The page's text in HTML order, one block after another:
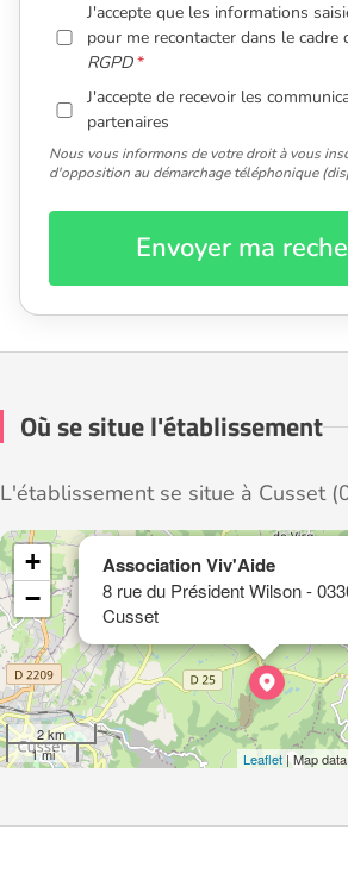
J'accepte que les informations
pour me recontacter dans le cadre
RGPD
J'accepte de recevoir les
partenaires
Nous vous informons de votre droit à vous
d'opposition au démarchage téléphonique
Envoyer ma
Où se situe l'établissement
L'établissement se situe à Cusset
Association Viv'Aide
8 rue du Président Wilson -
Cusset
+
−
2 km
1 mi
Leaflet | Map